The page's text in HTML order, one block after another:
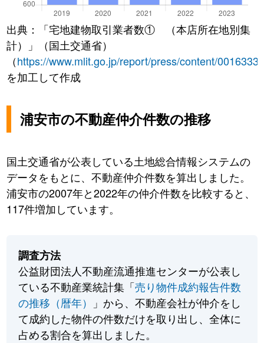
出典：「宅地建物取引業者数① （本店所在地別集
計）」（国土交通省）
（https://www.mlit.go.jp/report/press/content/
を加工して作成
浦安市の不動産仲介件数の推移
国土交通省が公表している土地総合情報システムの
データをもとに、不動産仲介件数を算出しました。
浦安市の2007年と2022年の仲介件数を比較すると、
117件増加しています。
調査方法
公益財団法人不動産流通推進センターが公表し
ている不動産業統計集「売り物件成約報告件数
の推移（暦年）
」から、不動産会社が仲介をし
て成約した物件の件数だけを取り出し、全体に
占める割合を算出しました。